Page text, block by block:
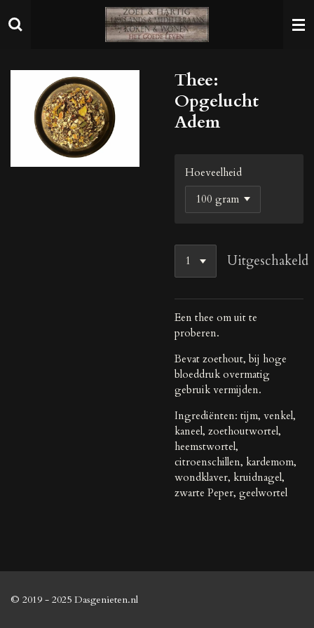
direct
hoofdinhoud
Thee:
Opgelucht
Adem
Hoeveelheid
Uitgeschakeld
Een thee om uit te
proberen.
Bevat zoethout, bij hoge
bloeddruk overmatig
gebruik vermijden.
Ingrediënten: tijm, venkel,
kaneel, zoethoutwortel,
heemstwortel,
citroenschillen, kardemom,
wondklaver, kruidnagel,
zwarte Peper, geelwortel
© 2019 - 2025 Dasgenieten.nl